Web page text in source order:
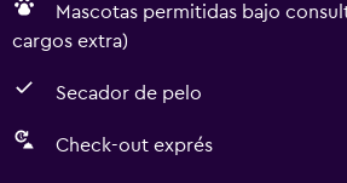
Mascotas permitidas bajo
cargos extra)
Secador de pelo
Check-out exprés